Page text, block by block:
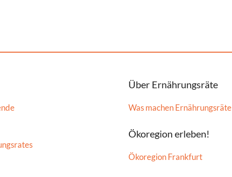
Über Ernährungsräte
Was machen Ernährungsräte
Ökoregion erleben!
Ökoregion Frankfurt